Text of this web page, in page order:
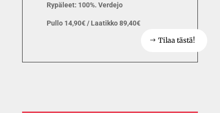
Rypäleet: 100%. Verdejo
Pullo 14,90€ / Laatikko 89,40€
Tilaa tästä!